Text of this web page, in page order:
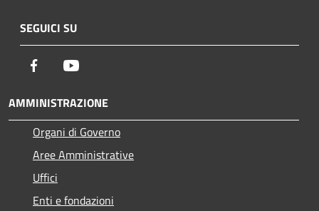
SEGUICI SU
Facebook
AMMINISTRAZIONE
Organi di Governo
Aree Amministrative
Uffici
Enti e fondazioni